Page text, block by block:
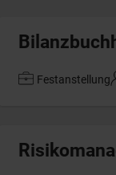
Festanstellung